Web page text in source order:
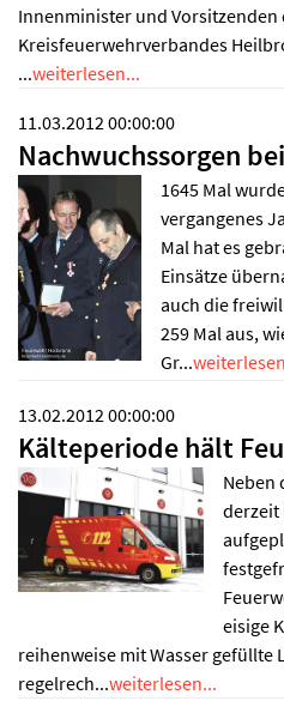
Innenminister und Vorsitzenden
Kreisfeuerwehrverbandes
...weiterlesen...
11.03.2012 00:00:00
Nachwuchssorgen
1645 Mal
vergangenes
Mal hat es
Einsätze
auch die
259 Mal aus,
Gr...
13.02.2012 00:00:00
Kälteperiode hält
Neben
derzeit
eisige
reihenweise mit Wasser
regelrech...weiterlesen...